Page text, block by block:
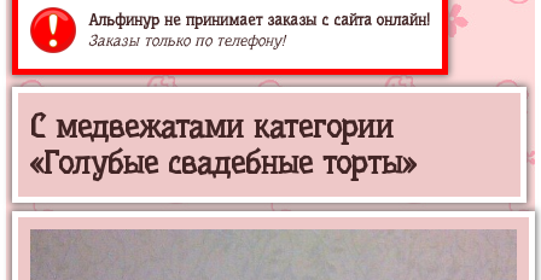
Альфинур не принимает заказы с сайта онлайн!
Заказы только по телефону!
С медвежатами категории
«Голубые свадебные торты»